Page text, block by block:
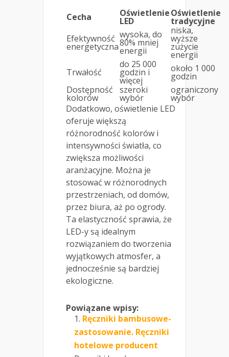
Cecha Oświetlenie
LED
Oświetlenie
tradycyjne
Efektywność
energetyczna
wysoka, do
80% mniej
energii
niska,
wyższe
zużycie
energii
Trwałość
do 25 000
godzin i
więcej
około 1 000
godzin
Dostępność
kolorów
szeroki
wybór
ograniczony
wybór
Dodatkowo, oświetlenie LED
oferuje większą
różnorodność kolorów i
intensywności światła, co
zwiększa możliwości
aranżacyjne. Można je
stosować w różnorodnych
przestrzeniach, od domów,
przez biura, aż po ogrody.
Ta elastyczność sprawia, że
LED-y są idealnym
rozwiązaniem do tworzenia
wyjątkowych atmosfer, a
jednocześnie są bardziej
ekologiczne.
Powiązane wpisy:
Ręczniki bambusowe-
zastosowanie. Ręczniki
hotelowe producent